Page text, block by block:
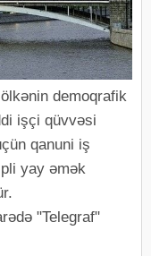
demoqrafik
işçi qüvvəsi
qanuni iş
yay əmək
"Telegraf"